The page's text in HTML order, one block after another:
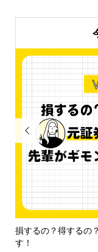

損するの？得するの
す！